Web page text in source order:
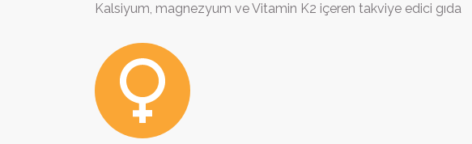
Kalsiyum, magnezyum ve Vitamin K2 içeren takviye edici gıda